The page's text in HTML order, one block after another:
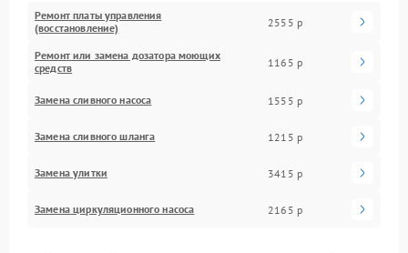
Ремонт платы управления
(восстановление)
2555 р
Ремонт или замена дозатора моющих
средств
1165 р
Замена сливного насоса 1555 р
Замена сливного шланга 1215 р
Замена улитки 3415 р
Замена циркуляционного насоса 2165 р